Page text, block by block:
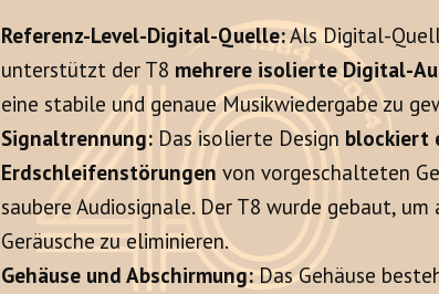
Referenz-Level-Digital-Quelle:Als Digital-
unterstützt der T8 mehrere isolierte Digital-
eine stabile und genaue Musikwiedergabe zu
Signaltrennung: Das isolierte Design blockiert
Erdschleifenstörungen von vorgeschalteten
saubere Audiosignale. Der T8 wurde gebaut,
Geräusche zu eliminieren.
Gehäuse und Abschirmung:Das Gehäuse